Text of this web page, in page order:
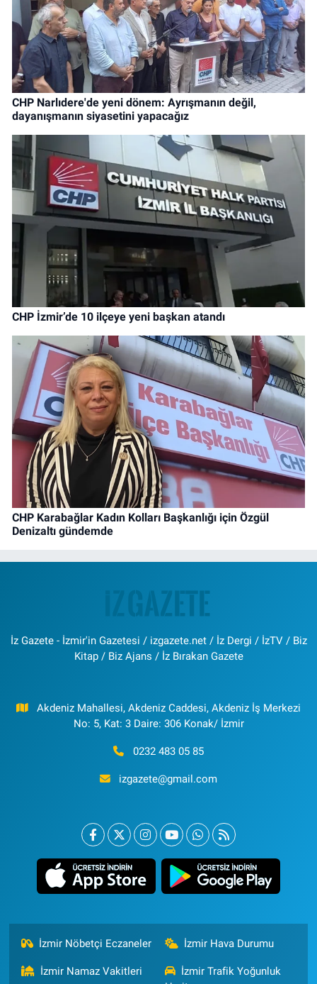
CHP Narlıdere'de yeni dönem: Ayrışmanın değil,
dayanışmanın siyasetini yapacağız
CHP İzmir’de 10 ilçeye yeni başkan atandı
CHP Karabağlar Kadın Kolları Başkanlığı için Özgül
Denizaltı gündemde
İz Gazete - İzmir'in Gazetesi / izgazete.net / İz Dergi / İzTV / Biz
Kitap / Biz Ajans / İz Bırakan Gazete
Akdeniz Mahallesi, Akdeniz Caddesi, Akdeniz İş Merkezi
No: 5, Kat: 3 Daire: 306 Konak/ İzmir
0232 483 05 85
izgazete@gmail.com
İzmir Nöbetçi Eczaneler İzmir Hava Durumu
İzmir Namaz Vakitleri
İzmir Trafik Yoğunluk